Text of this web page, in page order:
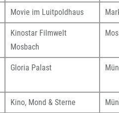
Movie im Luitpoldhaus
Kinostar Filmwelt
Mosbach
Gloria Palast
Kino, Mond & Sterne